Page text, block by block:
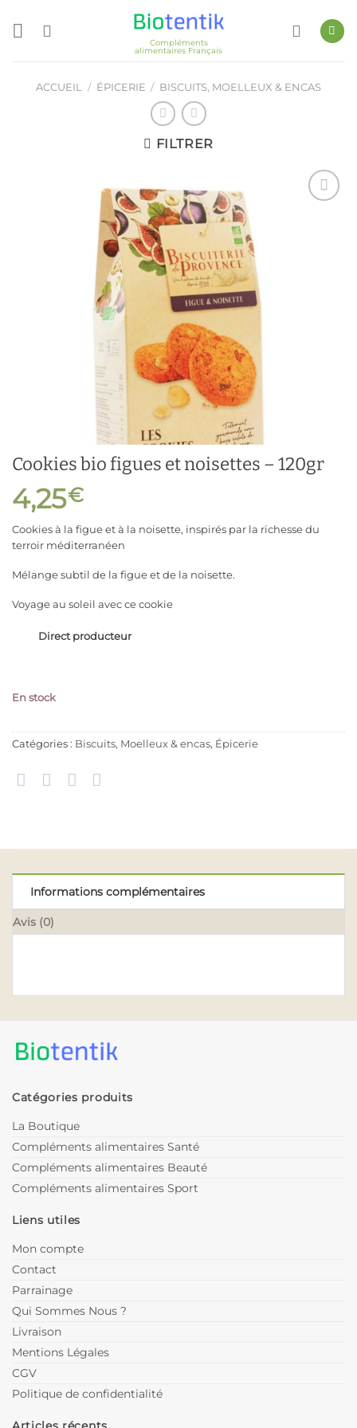
au
Compléments
alimentaires Français
ACCUEIL / ÉPICERIE / BISCUITS, MOELLEUX & ENCAS
FILTRER
Cookies bio figues et noisettes – 120gr
4,25€
Cookies à la figue et à la noisette, inspirés par la richesse du
terroir méditerranéen
Mélange subtil de la figue et de la noisette.
Voyage au soleil avec ce cookie
Direct producteur
En stock
Catégories : Biscuits, Moelleux & encas, Épicerie
Informations complémentaires
Avis (0)
Catégories produits
La Boutique
Compléments alimentaires Santé
Compléments alimentaires Beauté
Compléments alimentaires Sport
Liens utiles
Mon compte
Contact
Parrainage
Qui Sommes Nous ?
Livraison
Mentions Légales
CGV
Politique de confidentialité